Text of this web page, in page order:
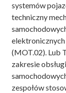
systemów
techniczny
(MOT.02). Lub
zakresie
zespołów